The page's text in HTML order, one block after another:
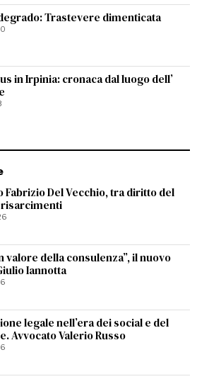
Trastevere dimenticata
in Irpinia: cronaca dal luogo dell’
Fabrizio Del Vecchio, tra diritto del
valore della consulenza”, il nuovo
Iannotta
legale nell’era dei social e del
Avvocato Valerio Russo